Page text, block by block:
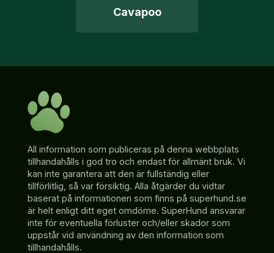
Cavapoo
All information som publiceras på denna webbplats
tillhandahålls i god tro och endast för allmänt bruk. Vi
kan inte garantera att den är fullständig eller
tillförlitlig, så var försiktig. Alla åtgärder du vidtar
baserat på informationen som finns på superhund.se
är helt enligt ditt eget omdöme. SuperHund ansvarar
inte för eventuella förluster och/eller skador som
uppstår vid användning av den information som
tillhandahålls.